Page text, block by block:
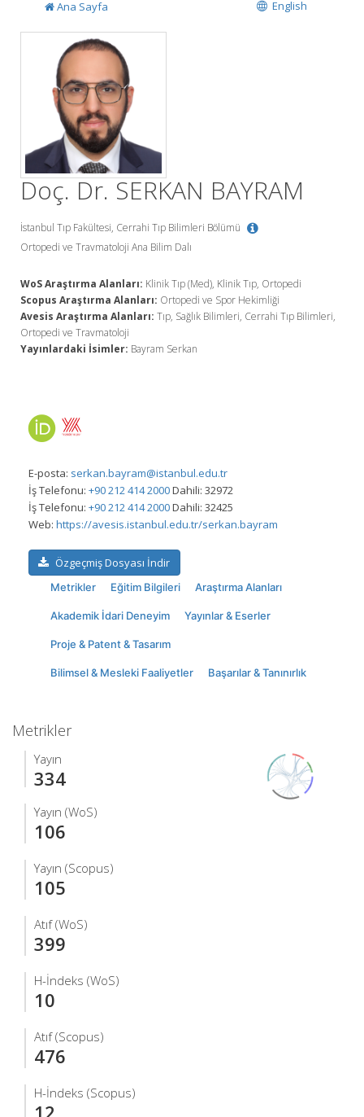
English
Ana Sayfa
Doç. Dr. SERKAN BAYRAM
İstanbul Tıp Fakültesi, Cerrahi Tıp Bilimleri Bölümü
Ortopedi ve Travmatoloji Ana Bilim Dalı
WoS Araştırma Alanları: Klinik Tıp (Med), Klinik Tıp, Ortopedi
Scopus Araştırma Alanları: Ortopedi ve Spor Hekimliği
Avesis Araştırma Alanları: Tıp, Sağlık Bilimleri, Cerrahi Tıp Bilimleri,
Ortopedi ve Travmatoloji
Yayınlardaki İsimler: Bayram Serkan
E-posta: serkan.bayram@istanbul.edu.tr
İş Telefonu: +90 212 414 2000Dahili: 32972
İş Telefonu: +90 212 414 2000Dahili: 32425
Web: https://avesis.istanbul.edu.tr/serkan.bayram
Özgeçmiş Dosyası İndir
Metrikler Eğitim Bilgileri Araştırma Alanları
Akademik İdari Deneyim Yayınlar & Eserler
Proje & Patent & Tasarım
Bilimsel & Mesleki Faaliyetler Başarılar & Tanınırlık
Metrikler
Yayın
334
Yayın (WoS)
106
Yayın (Scopus)
105
Atıf (WoS)
399
H-İndeks (WoS)
10
Atıf (Scopus)
476
H-İndeks (Scopus)
12